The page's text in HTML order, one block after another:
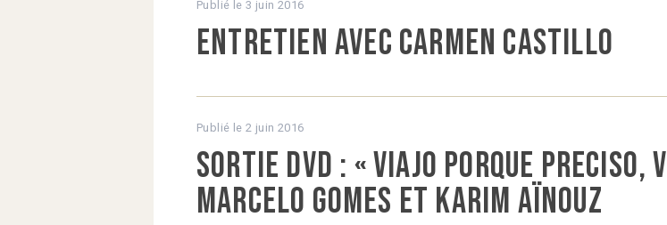
Publié le3 juin 2016
Entretien avec Carmen Castillo
Publié le2 juin 2016
Sortie DVD : « Viajo porque preciso,
Marcelo Gomes et Karim Aïnouz